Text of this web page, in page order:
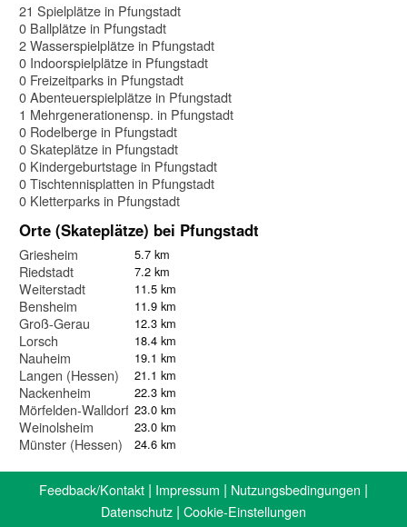
21 Spielplätze in Pfungstadt
0 Ballplätze in Pfungstadt
2 Wasserspielplätze in Pfungstadt
0 Indoorspielplätze in Pfungstadt
0 Freizeitparks in Pfungstadt
0 Abenteuerspielplätze in Pfungstadt
1 Mehrgenerationensp. in Pfungstadt
0 Rodelberge in Pfungstadt
0 Skateplätze in Pfungstadt
0 Kindergeburtstage in Pfungstadt
0 Tischtennisplatten in Pfungstadt
0 Kletterparks in Pfungstadt
Orte (Skateplätze) bei Pfungstadt
Griesheim 5.7 km
Riedstadt 7.2 km
Weiterstadt 11.5 km
Bensheim 11.9 km
Groß-Gerau 12.3 km
Lorsch 18.4 km
Nauheim 19.1 km
Langen (Hessen) 21.1 km
Nackenheim 22.3 km
Mörfelden-Walldorf 23.0 km
Weinolsheim 23.0 km
Münster (Hessen) 24.6 km
Feedback/Kontakt | Impressum | Nutzungsbedingungen |
Datenschutz | Cookie-Einstellungen